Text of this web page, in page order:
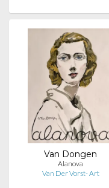
Van Dongen
Alanova
Van Der Vorst- Art